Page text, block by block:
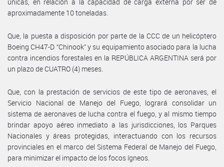
aproximadamente 10 toneladas.
Que, la puesta a disposición por parte de la CCC de un helicóptero
Boeing CH47-D “Chinook” y su equipamiento asociado para la lucha
contra incendios forestales en la REPÚBLICA ARGENTINA será por
un plazo de CUATRO (4) meses.
Que, con la prestación de servicios de este tipo de aeronaves, el
Servicio Nacional de Manejo del Fuego, logrará consolidar un
sistema de aeronaves de lucha contra el fuego, y al mismo tiempo
brindar apoyo aéreo inmediato a las jurisdicciones, los Parques
Nacionales y áreas protegidas, interactuando con los recursos
provinciales en el marco del Sistema Federal de Manejo del Fuego,
para minimizar el impacto de los focos ígneos.